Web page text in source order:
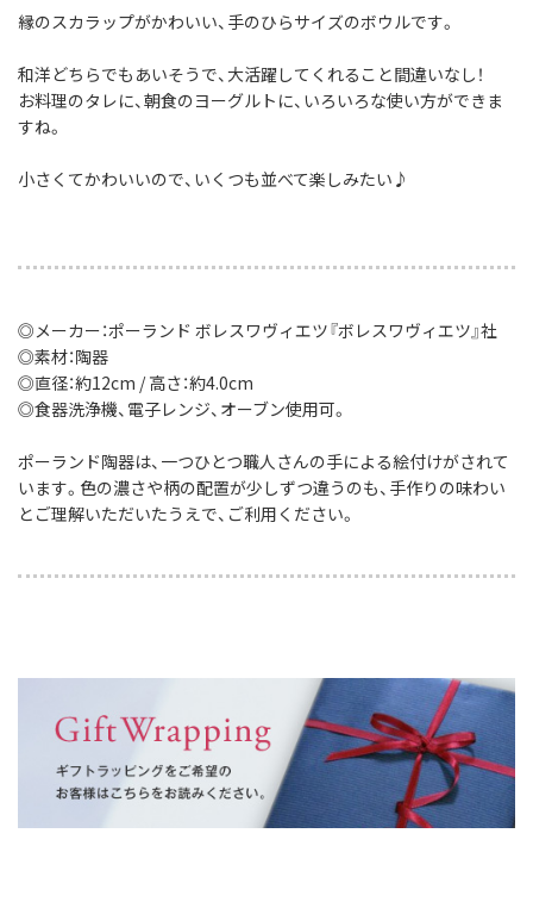
縁のスカラップがかわいい、手のひらサイズのボウルです。
和洋どちらでもあいそうで、大活躍してくれること間違いなし！
お料理のタレに、朝食のヨーグルトに、いろいろな使い方ができま
すね。
小さくてかわいいので、いくつも並べて楽しみたい♪
◎メーカー：ポーランド ボレスワヴィエツ『ボレスワヴィエツ』社
◎素材：陶器
◎直径：約12cm / 高さ：約4.0cm
◎食器洗浄機、電子レンジ、オーブン使用可。
ポーランド陶器は、一つひとつ職人さんの手による絵付けがされて
います。色の濃さや柄の配置が少しずつ違うのも、手作りの味わい
とご理解いただいたうえで、ご利用ください。